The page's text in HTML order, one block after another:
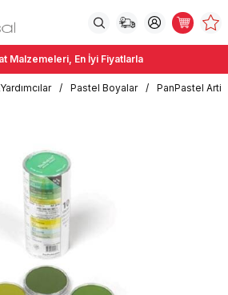
Malzemeleri, En İyi Fiyatlarla
/ Pastel Boyalar / PanPastel